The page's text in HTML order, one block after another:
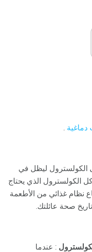
.
الكولسترول ليظل في
الكولسترول الذي يحتاج
نظام غذائي من الأطعمة
صحة عائلتك.
: عندما